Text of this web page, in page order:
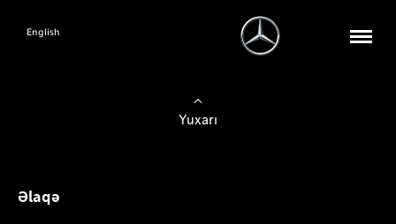
English
Yuxarı
Əlaqə